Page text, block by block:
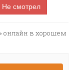
Не смотрел
онлайн в хорошем